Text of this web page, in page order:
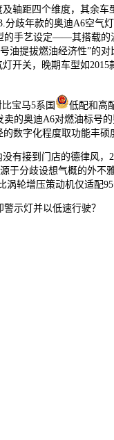
距四个维度，其余车
歧年款的奥迪A6空气
的手艺设定——其搭载
油提拔燃油经济性”的
关，晚期车型如2015
宝马5系国
低配和高
的奥迪A6对燃油标号
数字化程度取功能丰硕
接到门店的德律风，
分歧设想气概的外不
轮增压策动机仅适配95
示灯并以低速行驶？